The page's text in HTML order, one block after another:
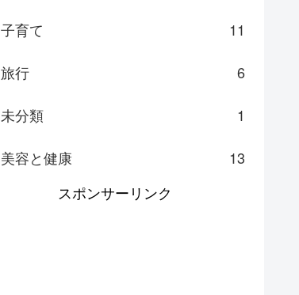
子育て 11
旅行 6
未分類 1
美容と健康
13
スポンサーリンク